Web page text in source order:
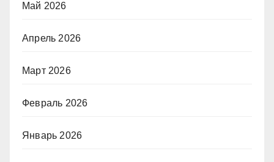
Май 2026
Апрель 2026
Март 2026
Февраль 2026
Январь 2026